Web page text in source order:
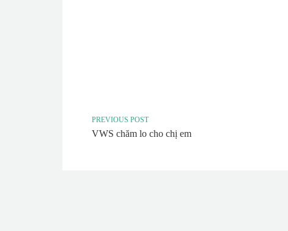
PREVIOUS POST
VWS chăm lo cho chị em